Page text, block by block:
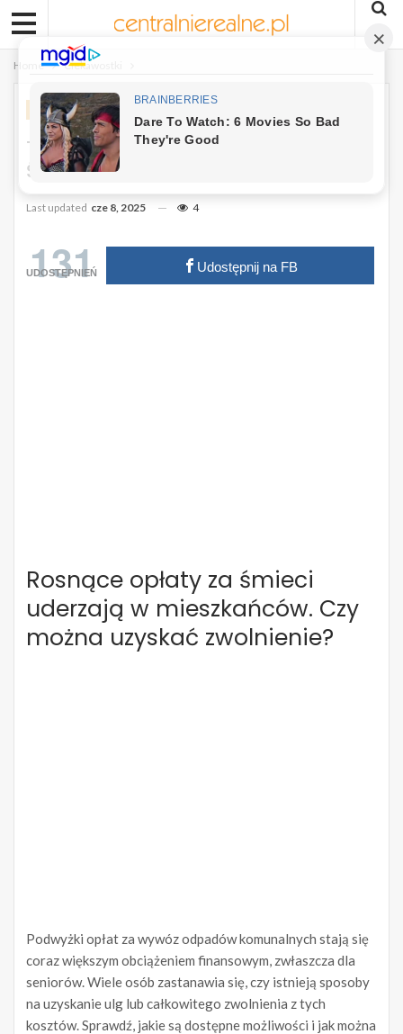
Home Ciekawostki
CIEKAWOSTKI
Te Osoby Są Zwolnione Z Opłat Za
Śmieci. Seniorzy Sporo Zaoszczędzą
Last updated cze 8, 2025 4
131
UDOSTĘPNIEŃ Udostępnij na FB
Rosnące opłaty za śmieci
uderzają w mieszkańców. Czy
można uzyskać zwolnienie?
Podwyżki opłat za wywóz odpadów komunalnych stają się
coraz większym obciążeniem finansowym, zwłaszcza dla
seniorów. Wiele osób zastanawia się, czy istnieją sposoby
na uzyskanie ulg lub całkowitego zwolnienia z tych
kosztów. Sprawdź, jakie są dostępne możliwości i jak można